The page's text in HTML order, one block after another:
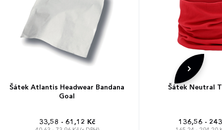
Šátek Atlantis Headwear Bandana
Goal
33,58 - 61,12 Kč
Šátek Neutral
136,56 -